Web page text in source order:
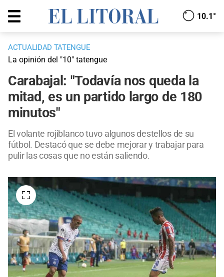
10.1°
ACTUALIDAD TATENGUE
La opinión del "10" tatengue
Carabajal: "Todavía nos queda la
mitad, es un partido largo de 180
minutos"
El volante rojiblanco tuvo algunos destellos de su
fútbol. Destacó que se debe mejorar y trabajar para
pulir las cosas que no están saliendo.